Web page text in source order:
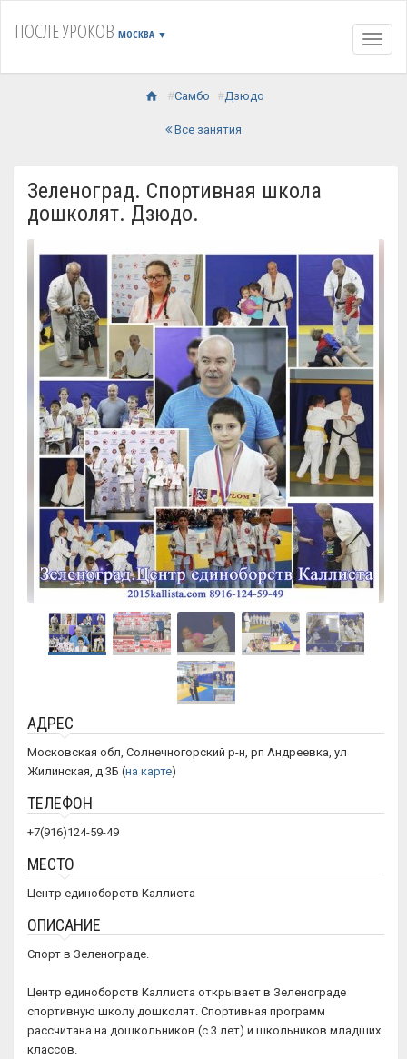
ПОСЛЕ УРОКОВ МОСКВА ▼
Самбо Дзюдо
Все занятия
Зеленоград. Спортивная школа
дошколят. Дзюдо.
АДРЕС
Московская обл, Солнечногорский р-н, рп Андреевка, ул
Жилинская, д 3Б (на карте)
ТЕЛЕФОН
+7(916)124-59-49
МЕСТО
Центр единоборств Каллиста
ОПИСАНИЕ
Спорт в Зеленограде.
Центр единоборств Каллиста открывает в Зеленограде
спортивную школу дошколят. Спортивная программ
рассчитана на дошкольников (с 3 лет) и школьников младших
классов.